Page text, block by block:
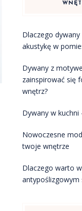
Dlaczego
akustykę w
Dywany z
zainspirować się
wnętrz?
Dywany w kuchni
Nowoczesne
twoje wnętrze
Dlaczego warto
antypoślizgowym